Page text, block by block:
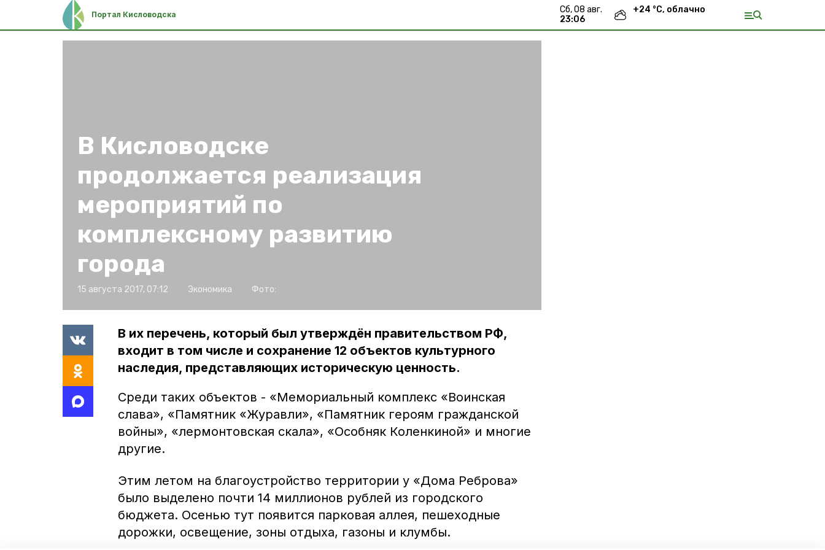
Портал Кисловодска
сб, 08 авг.
23:06
+24 °С, облачно
В Кисловодске
продолжается реализация
мероприятий по
комплексному развитию
города
15 августа 2017, 07:12 Экономика Фото:
В их перечень, который был утверждён правительством РФ,
входит в том числе и сохранение 12 объектов культурного
наследия, представляющих историческую ценность.
Среди таких объектов - «Мемориальный комплекс «Воинская
слава», «Памятник «Журавли», «Памятник героям гражданской
войны», «лермонтовская скала», «Особняк Коленкиной» и многие
другие.
Этим летом на благоустройство территории у «Дома Реброва»
было выделено почти 14 миллионов рублей из городского
бюджета. Осенью тут появится парковая аллея, пешеходные
дорожки, освещение, зоны отдыха, газоны и клумбы.